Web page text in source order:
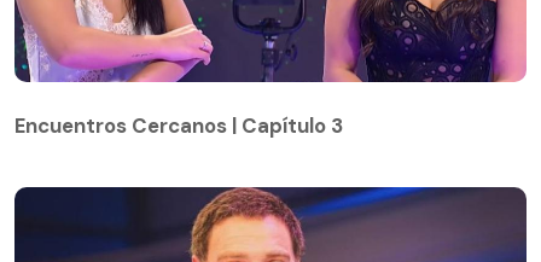
Encuentros Cercanos | Capítulo 3